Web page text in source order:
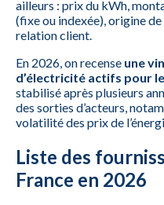
ailleurs : prix du kWh,
(fixe ou indexée), origine
relation client.
En 2026, on recense une
d’électricité actifs pour
stabilisé après plusieurs
des sorties d’acteurs,
volatilité des prix de
Liste des
France en 2026